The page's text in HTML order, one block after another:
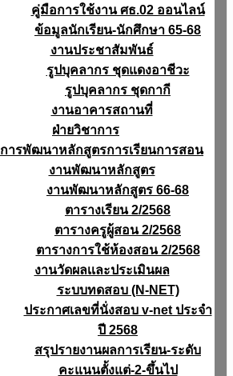
คู่มือการใช้งาน ศธ.02 ออนไลน์
ข้อมูลนักเรียน-นักศึกษา 65-68
งานประชาสัมพันธ์
รูปบุคลากร ชุดแดงอาชีวะ
รูปบุคลากร ชุดกากี
งานอาคารสถานที่
ฝ่ายวิชาการ
การพัฒนาหลักสูตรการเรียนการสอน
งานพัฒนาหลักสูตร
งานพัฒนาหลักสูตร 66-68
ตารางเรียน 2/2568
ตารางครูผู้สอน 2/2568
ตารางการใช้ห้องสอน 2/2568
งานวัดผลเเละประเมินผล
ระบบทดสอบ (N-NET)
ประกาศเลขที่นั่งสอบ v-net ประจำ
ปี 2568
สรุปรายงานผลการเรียน-ระดับ
คะแนนตั้งแต่-2-ขึ้นไป